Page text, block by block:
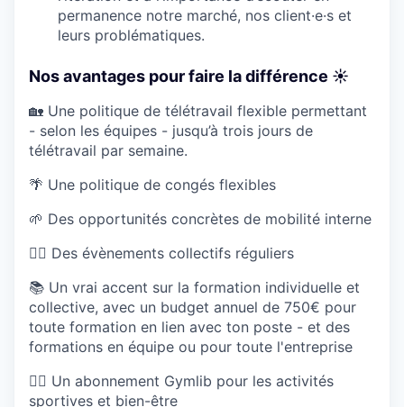
permanence notre marché, nos client·e·s et
leurs problématiques.
Nos avantages pour faire la différence ☀️
🏡 Une politique de télétravail flexible permettant
- selon les équipes - jusqu’à trois jours de
télétravail par semaine.
🌴 Une politique de congés flexibles
🌱 Des opportunités concrètes de mobilité interne
🏄‍♂️ Des évènements collectifs réguliers
📚 Un vrai accent sur la formation individuelle et
collective, avec un budget annuel de 750€ pour
toute formation en lien avec ton poste - et des
formations en équipe ou pour toute l'entreprise
🏋️‍♀️ Un abonnement Gymlib pour les activités
sportives et bien-être